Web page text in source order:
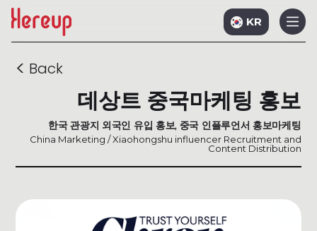
KR
< Back
데상트 중국마케팅 홍보
한국 관광지 외국인 유입 홍보, 중국 인플루언서 홍보마케팅
China Marketing / Xiaohongshu influencer Recruitment and
Content Distribution